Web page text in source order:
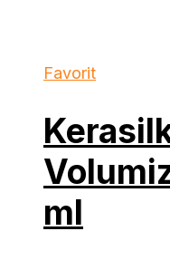
Favorit
ml